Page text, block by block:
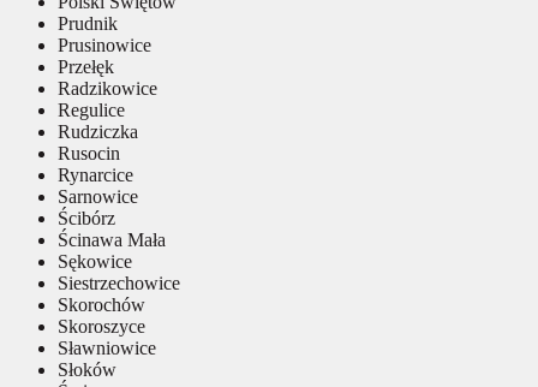
Prudnik
Prusinowice
Przełęk
Radzikowice
Regulice
Rudziczka
Rusocin
Rynarcice
Sarnowice
Ścibórz
Ścinawa Mała
Sękowice
Siestrzechowice
Skorochów
Skoroszyce
Sławniowice
Słoków